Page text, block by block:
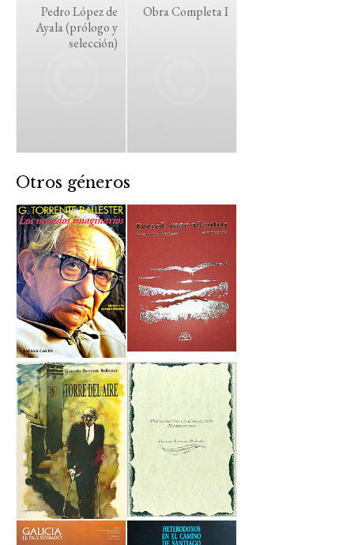
Pedro López de
Ayala (prólogo y
selección)
Obra Completa I
Otros géneros